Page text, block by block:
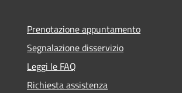
Prenotazione appuntamento
Segnalazione disservizio
Leggi le FAQ
Richiesta assistenza